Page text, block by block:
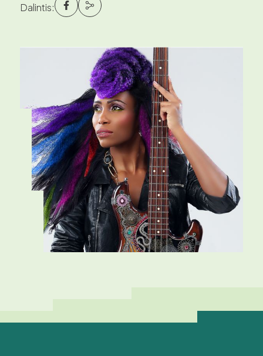
Dalintis: